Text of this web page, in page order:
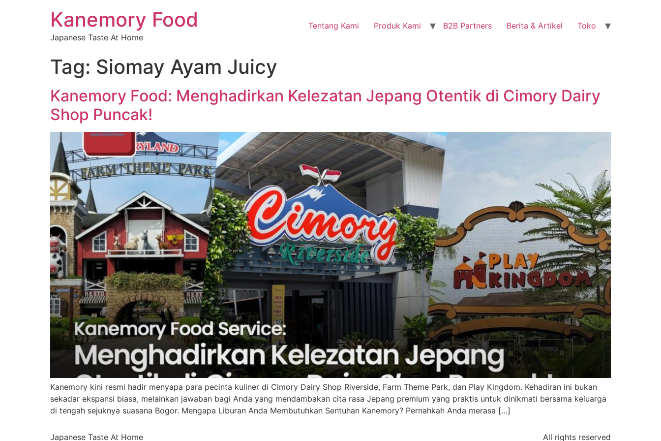
Kanemory Food
Japanese Taste At Home
Tentang Kami Produk Kami B2B Partners Berita & Artikel Toko
Tag: Siomay Ayam Juicy
Kanemory Food: Menghadirkan Kelezatan Jepang Otentik di Cimory Dairy
Shop Puncak!
Kanemory kini resmi hadir menyapa para pecinta kuliner di Cimory Dairy Shop Riverside, Farm Theme Park, dan Play Kingdom. Kehadiran ini bukan
sekadar ekspansi biasa, melainkan jawaban bagi Anda yang mendambakan cita rasa Jepang premium yang praktis untuk dinikmati bersama keluarga
di tengah sejuknya suasana Bogor. Mengapa Liburan Anda Membutuhkan Sentuhan Kanemory? Pernahkah Anda merasa […]
Japanese Taste At Home All rights reserved